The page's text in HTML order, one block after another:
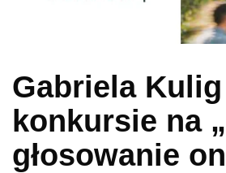
Gabriela
konkursie na
głosowanie